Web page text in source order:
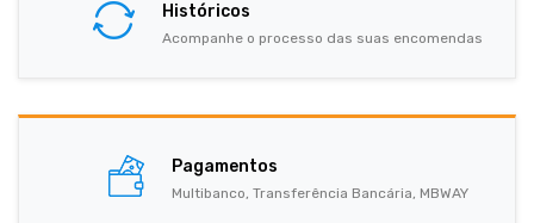
Históricos
Acompanhe o processo das suas encomendas
Pagamentos
Multibanco, Transferência Bancária, MBWAY